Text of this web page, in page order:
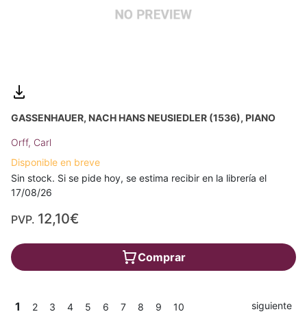
GASSENHAUER, NACH HANS NEUSIEDLER (1536), PIANO
Orff, Carl
Disponible en breve
Sin stock. Si se pide hoy, se estima recibir en la librería el
17/08/26
PVP. 12,10€
Comprar
1 2 3 4 5 6 7 8 9 10 siguiente